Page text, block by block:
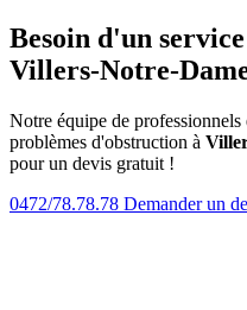
Besoin d'un
Villers-Notre-
Notre équipe de
problèmes d'obstruction à
pour un devis gratuit !
0472/78.78.78 Demander un